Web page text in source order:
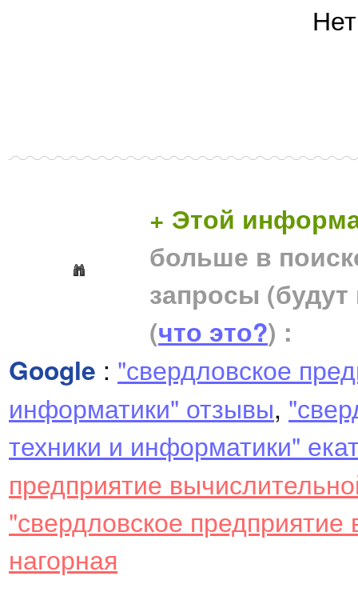
+ Этой
больше в
запросы
(что это?) :
Google : "свердловское
информатики" отзывы,
техники и информатики"
предприятие
"свердловское
нагорная